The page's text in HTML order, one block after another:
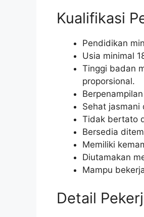
Kualifikasi
Pendidikan
Usia minimal
Tinggi badan
proporsional.
Sehat
Tidak bertato
Bersedia
Memiliki
Diutamakan
Mampu
Detail